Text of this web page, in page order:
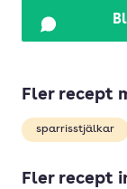
Fler recept
sparrisstjälkar
Fler recept